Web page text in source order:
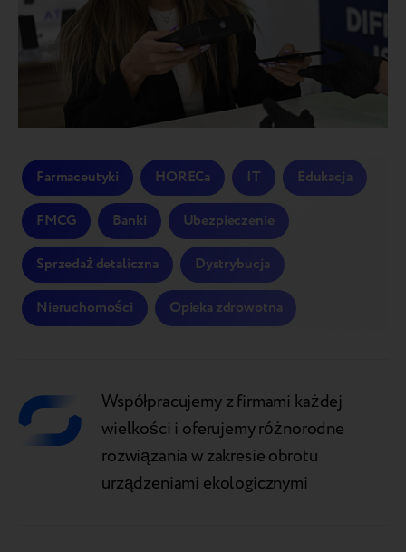
Farmaceutyki HORECa IT Edukacja
FMCG Banki Ubezpieczenie
Sprzedaż detaliczna Dystrybucja
Nieruchomości Opieka zdrowotna
Współpracujemy z firmami każdej
wielkości i oferujemy różnorodne
rozwiązania w zakresie obrotu
urządzeniami ekologicznymi